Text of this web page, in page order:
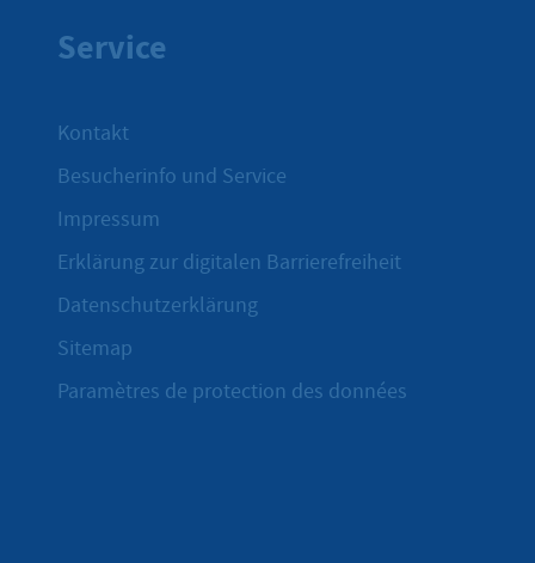
Service
Kontakt
Besucherinfo und Service
Impressum
Erklärung zur digitalen Barrierefreiheit
Datenschutzerklärung
Sitemap
Paramètres de protection des données